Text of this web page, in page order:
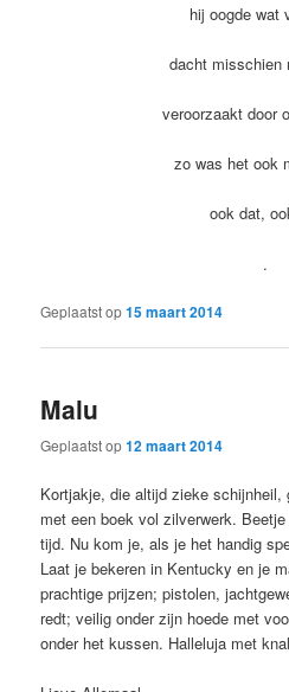
hij oogde wat
dacht misschien
veroorzaakt door
zo was het ook
ook dat,
.
Geplaatst op15 maart 2014
Malu
Geplaatst op12 maart 2014
Kortjakje, die altijd zieke schijnheil,
met een boek vol zilverwerk.
tijd. Nu kom je, als je het handig
Laat je bekeren in Kentucky en je
prachtige prijzen; pistolen,
redt; veilig onder zijn hoede met
onder het kussen. Halleluja met